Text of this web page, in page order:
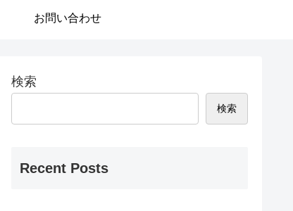
お問い合わせ
検索
検索
Recent Posts